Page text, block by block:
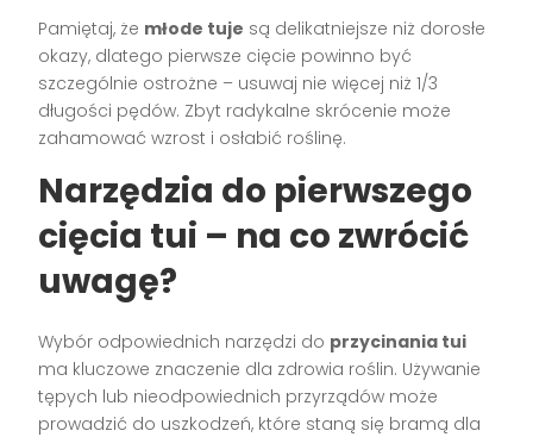
Pamiętaj, że młode tuje są delikatniejsze niż dorosłe
okazy, dlatego pierwsze cięcie powinno być
szczególnie ostrożne – usuwaj nie więcej niż 1/3
długości pędów. Zbyt radykalne skrócenie może
zahamować wzrost i osłabić roślinę.
Narzędzia do pierwszego
cięcia tui – na co zwrócić
uwagę?
Wybór odpowiednich narzędzi do przycinania tui
ma kluczowe znaczenie dla zdrowia roślin. Używanie
tępych lub nieodpowiednich przyrządów może
prowadzić do uszkodzeń, które staną się bramą dla